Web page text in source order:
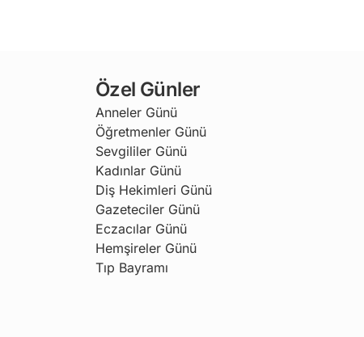
Özel Günler
Anneler Günü
Öğretmenler Günü
Sevgililer Günü
Kadınlar Günü
Diş Hekimleri Günü
Gazeteciler Günü
Eczacılar Günü
Hemşireler Günü
Tıp Bayramı